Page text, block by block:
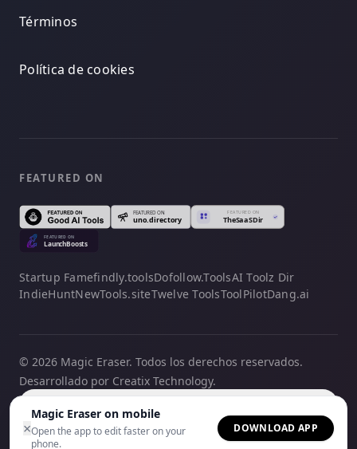
×
Magic Eraser on mobile
Open the app to edit faster on your
phone.
DOWNLOAD APP
Términos
Política de cookies
FEATURED ON
Startup Famefindly.toolsDofollow.ToolsAI Toolz Dir
IndieHuntNewTools.siteTwelve ToolsToolPilotDang.ai
© 2026 Magic Eraser. Todos los derechos reservados.
Desarrollado por Creatix Technology.